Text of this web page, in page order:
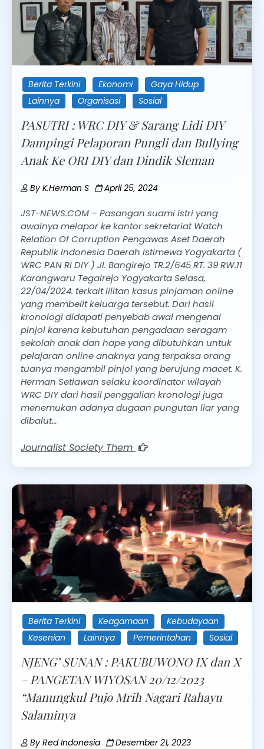
Berita Terkini Ekonomi
Gaya Hidup
Lainnya
Organisasi Sosial
PASUTRI : WRC DIY & Sarang Lidi DIY
Dampingi Pelaporan Pungli dan Bullying
Anak Ke ORI DIY dan Dindik Sleman
ByK.Herman S April 25, 2024
JST-NEWS.COM – Pasangan suami istri yang
awalnya melapor ke kantor sekretariat Watch
Relation Of Corruption Pengawas Aset Daerah
Republik Indonesia Daerah Istimewa Yogyakarta (
WRC PAN RI DIY ) Jl. Bangirejo TR.2/645 RT. 39 RW.11
Karangwaru Tegalrejo Yogyakarta Selasa,
22/04/2024. terkait lilitan kasus pinjaman online
yang membelit keluarga tersebut. Dari hasil
kronologi didapati penyebab awal mengenal
pinjol karena kebutuhan pengadaan seragam
sekolah anak dan hape yang dibutuhkan untuk
pelajaran online anaknya yang terpaksa orang
tuanya mengambil pinjol yang berujung macet. K.
Herman Setiawan selaku koordinator wilayah
WRC DIY dari hasil penggalian kronologi juga
menemukan adanya dugaan pungutan liar yang
dibalut…
Journalist Society Them
Berita Terkini Keagamaan
Kebudayaan
Kesenian
Lainnya Pemerintahan Sosial
NJENG’ SUNAN : PAKUBUWONO IX dan X
– PANGETAN WIYOSAN 20/12/2023
“Manungkul Pujo Mrih Nagari Rahayu
Salaminya
ByRed Indonesia Desember 21, 2023